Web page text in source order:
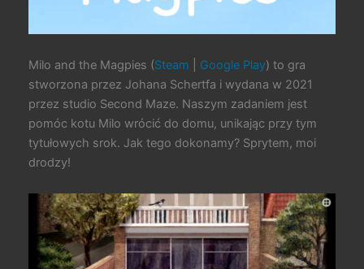
Milo and the Magpies (Steam Google Play) to gra
stworzona przez Johana Schertfa i wydana w 2021
przez studio Second Maze. Naszym zadaniem jest
pomóc kotu Milo wrócić do domu, unikając przy tym
tytułowych srok. Jak tego dokonamy? Sprytem, moi
drodzy!